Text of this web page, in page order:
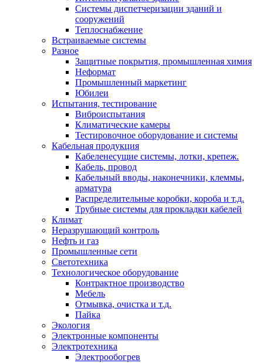
Системы диспетчеризации зданий и
сооружений
Теплоснабжение
Встраиваемые системы
Разное
Защитные покрытия, промышленная химия
Неформат
Промышленный маркетинг
Юбилеи
Испытания, тестирование
Виброиспытания
Климатические камеры
Тестировочное оборудование и системы
Кабельная продукция
Кабеленесущие системы, лотки, крепеж.
Кабель, провод
Кабельный вводы, наконечники, клеммы,
арматура
Распределительные коробки, короба и т.д.
Трубные системы для прокладки кабелей
Климат
Неразрушающий контроль
Нефть и газ
Промышленные сети
Светотехника
Технологическое оборудование
Контрактное производство
Мебель
Отмывка, очистка и т.д.
Пайка
Экология
Электронные компоненты
Электротехника
Электрообогрев